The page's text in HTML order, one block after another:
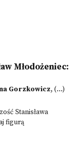
Młodożeniec:
Gorzkowicz, (...)
Stanisława
figurą